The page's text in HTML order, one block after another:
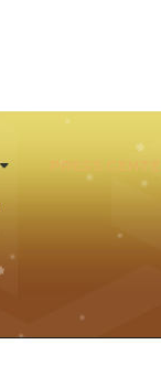
PRESS CENTER